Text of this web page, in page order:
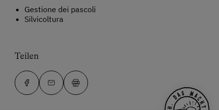
Gestione dei pascoli
Silvicoltura
Teilen